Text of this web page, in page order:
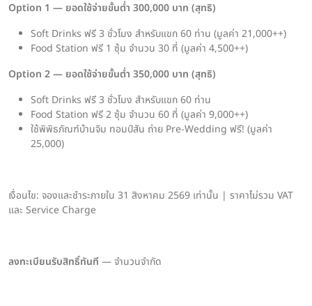
Option 1 — ยอดใช้จ่ายขั้นต่ำ 300,000 บาท (สุทธิ)
Soft Drinks ฟรี 3 ชั่วโมง สำหรับแขก 60 ท่าน (มูลค่า 21,000++)
Food Station ฟรี 1 ซุ้ม จำนวน 30 ที่ (มูลค่า 4,500++)
Option 2 — ยอดใช้จ่ายขั้นต่ำ 350,000 บาท (สุทธิ)
Soft Drinks ฟรี 3 ชั่วโมง สำหรับแขก 60 ท่าน
Food Station ฟรี 2 ซุ้ม จำนวน 60 ที่ (มูลค่า 9,000++)
ใช้พิพิธภัณฑ์บ้านจิม ทอมป์สัน ถ่าย Pre-Wedding ฟรี! (มูลค่า
25,000)
เงื่อนไข: จองและชำระภายใน 31 สิงหาคม 2569 เท่านั้น | ราคาไม่รวม VAT
และ Service Charge
ลงทะเบียนรับสิทธิ์ทันที — จำนวนจำกัด